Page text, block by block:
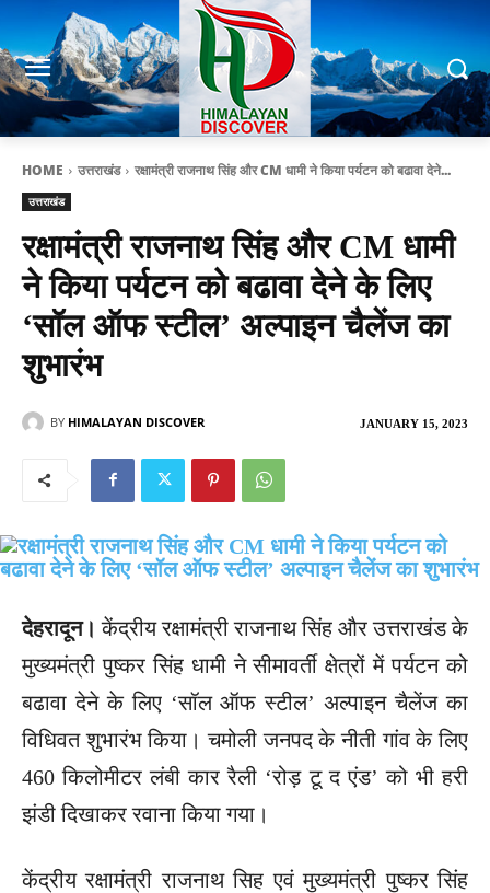
HOME उत्तराखंड रक्षामंत्री राजनाथ सिंह और CM धामी ने किया पर्यटन को बढावा देने...
उत्तराखंड
रक्षामंत्री राजनाथ सिंह और CM धामी
ने किया पर्यटन को बढावा देने के लिए
‘सॉल ऑफ स्टील’ अल्पाइन चैलेंज का
शुभारंभ
JANUARY 15, 2023
BY HIMALAYAN DISCOVER
देहरादून। केंद्रीय रक्षामंत्री राजनाथ सिंह और उत्तराखंड के
मुख्यमंत्री पुष्कर सिंह धामी ने सीमावर्ती क्षेत्रों में पर्यटन को
बढावा देने के लिए ‘सॉल ऑफ स्टील’ अल्पाइन चैलेंज का
विधिवत शुभारंभ किया। चमोली जनपद के नीती गांव के लिए
460 किलोमीटर लंबी कार रैली ‘रोड़ टू द एंड’ को भी हरी
झंडी दिखाकर रवाना किया गया।
केंद्रीय रक्षामंत्री राजनाथ सिह एवं मुख्यमंत्री पुष्कर सिंह